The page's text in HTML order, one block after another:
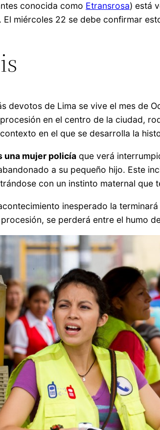
conocida como Etransrosa) está
. El miércoles 22 se debe confirmar
devotos de Lima se vive el mes de
en el centro de la ciudad,
en el que se desarrolla la
una mujer policía que verá
a su pequeño hijo. Este
con un instinto maternal que
inesperado la
se perderá entre el humo